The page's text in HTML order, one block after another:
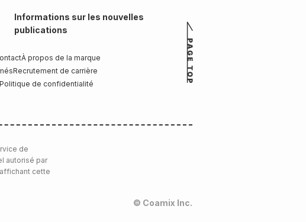
Informations sur les nouvelles
publications
À propos de la marque
Recrutement de carrière
Politique de confidentialité
© Coamix Inc.
de
autorisé par
cette